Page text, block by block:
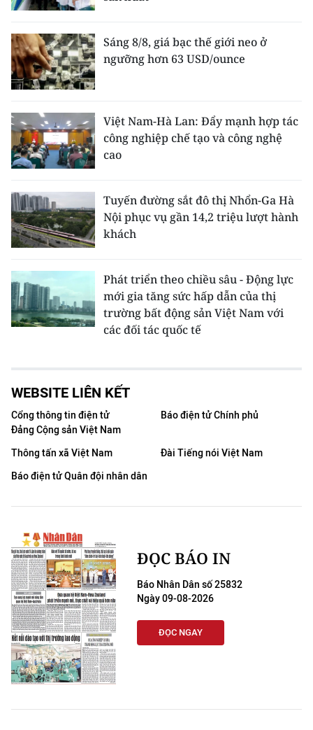
Sáng 8/8, giá bạc thế giới neo ở
ngưỡng hơn 63 USD/ounce
Việt Nam-Hà Lan: Đẩy mạnh hợp tác
công nghiệp chế tạo và công nghệ
cao
Tuyến đường sắt đô thị Nhổn-Ga Hà
Nội phục vụ gần 14,2 triệu lượt hành
khách
Phát triển theo chiều sâu - Động lực
mới gia tăng sức hấp dẫn của thị
trường bất động sản Việt Nam với
các đối tác quốc tế
WEBSITE LIÊN KẾT
Cổng thông tin điện tử
Đảng Cộng sản Việt Nam
Báo điện tử Chính phủ
Thông tấn xã Việt Nam
Đài Tiếng nói Việt Nam
Báo điện tử Quân đội nhân dân
ĐỌC BÁO IN
Báo Nhân Dân số 25832
Ngày 09-08-2026
ĐỌC NGAY